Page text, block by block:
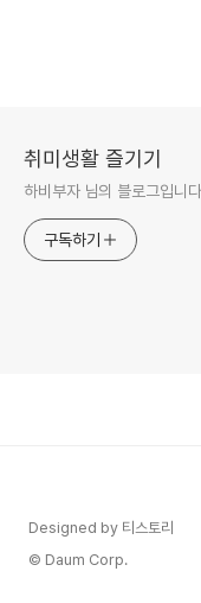
취미생활 즐기기
하비부자 님의 블로그입니
구독하기
Designed by 티스토리
© Daum Corp.